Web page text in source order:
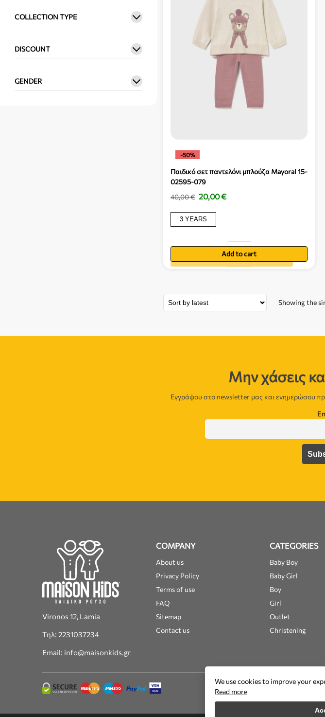
-50%
Παιδικό σετ παντελόνι μπλούζα Mayoral 15-
02595-079
40,00€ 20,00€
3 YEARS
Προσθήκη στο καλάθι
Add to cart
Showing the
COLLECTION TYPE
DISCOUNT
GENDER
Μην χάσεις
Εγγράψου στο newsletter μας και ενημερώσου
Vironos 12, Lamia
Τηλ: 2231037234
Email: info@maisonkids.gr
COMPANY
About us
Privacy Policy
Terms of use
FAQ
Sitemap
Contact us
CATEGORIES
Baby Boy
Baby Girl
Boy
Girl
Outlet
Christening
We use cookies to improve your
Read more